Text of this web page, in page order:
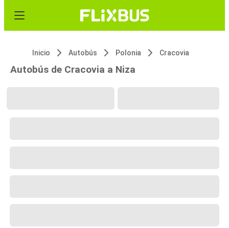
Inicio Autobús Polonia Cracovia
Autobús de Cracovia a Niza